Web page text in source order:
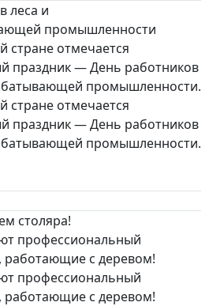
леса и
промышленности
стране отмечается
праздник — День работников
промышленности.
стране отмечается
праздник — День работников
промышленности.
столяра!
профессиональный
работающие с деревом!
профессиональный
работающие с деревом!